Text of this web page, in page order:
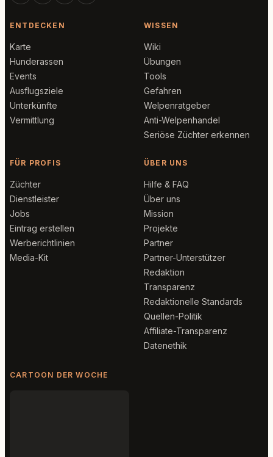
ENTDECKEN
Karte
Hunderassen
Events
Ausflugsziele
Unterkünfte
Vermittlung
WISSEN
Wiki
Übungen
Tools
Gefahren
Welpenratgeber
Anti-Welpenhandel
Seriöse Züchter erkennen
FÜR PROFIS
Züchter
Dienstleister
Jobs
Eintrag erstellen
Werberichtlinien
Media-Kit
ÜBER UNS
Hilfe & FAQ
Über uns
Mission
Projekte
Partner
Partner-Unterstützer
Redaktion
Transparenz
Redaktionelle Standards
Quellen-Politik
Affiliate-Transparenz
Datenethik
CARTOON DER WOCHE